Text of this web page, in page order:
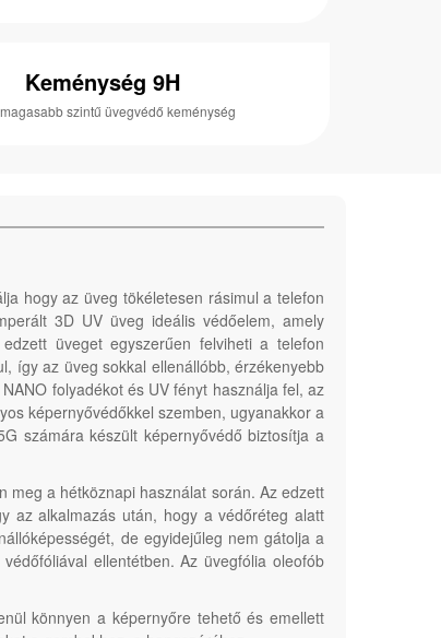
Keménység 9H
szintű üvegvédő keménység
hogy az üveg tökéletesen rásimul a telefon
3D UV üveg ideális védőelem, amely
üveget egyszerűen felviheti a telefon
így az üveg sokkal ellenállóbb, érzékenyebb
folyadékot és UV fényt használja fel, az
képernyővédőkkel szemben, ugyanakkor a
számára készült képernyővédő biztosítja a
meg a hétköznapi használat során. Az edzett
az alkalmazás után, hogy a védőréteg alatt
de egyidejűleg nem gátolja a
ellentétben. Az üvegfólia oleofób
könnyen a képernyőre tehető és emellett